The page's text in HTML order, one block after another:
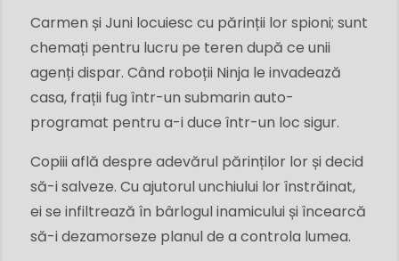
Carmen și Juni locuiesc cu părinții lor spioni; sunt
chemați pentru lucru pe teren după ce unii
agenți dispar. Când roboții Ninja le invadează
casa, frații fug într-un submarin auto-
programat pentru a-i duce într-un loc sigur.
Copiii află despre adevărul părinților lor și decid
să-i salveze. Cu ajutorul unchiului lor înstrăinat,
ei se infiltrează în bârlogul inamicului și încearcă
să-i dezamorseze planul de a controla lumea.